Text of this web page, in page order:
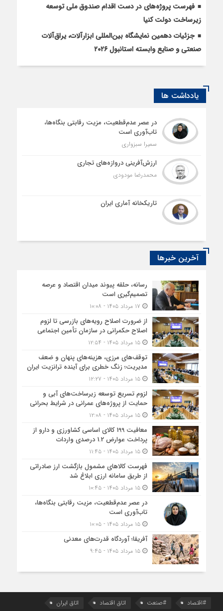
فهرست پروژه‌های در دست اقدام صندوق ملی توسعه
زیرساخت دولت کنیا
جزئیات دهمین نمایشگاه بین‌المللی ابزارآلات، یراق‌آلات
صنعتی و صنایع وابسته استانبول ۲۰۲۶
یادداشت ها
در عصر عدم‌قطعیت، مزیت رقابتی بنگاه‌ها،
تاب‌آوری است
سمیرا سبزواری
ارزش‌آفرینی دروازه‌های تجاری
محمدرضا مودودی
تاریکخانه آماری ایران
آخرین خبرها
رسانه، حلقه پیوند میدان اقتصاد و عرصه
تصمیم‌گیری است
از ضرورت اصلاح رویه‌های بازرسی تا لزوم
اصلاح حکمرانی در سازمان تأمین اجتماعی
۱۵ مرداد ۱۴۰۵ - ۱۲:۵۴
توقف‌های مرزی، هزینه‌های پنهان و ضعف
مدیریت؛ زنگ خطری برای آینده ترانزیت ایران
۱۵ مرداد ۱۴۰۵ - ۱۲:۲۷
لزوم تسریع توسعه زیرساخت‌های آبی و
حمایت از پروژه‌های عمرانی در شرایط بحرانی
۱۵ مرداد ۱۴۰۵ - ۱۲:۰۸
معافیت 199 کالای اساسی کشاورزی و دارو از
پرداخت عوارض 1.2 درصدی واردات
۱۵ مرداد ۱۴۰۵ - ۱۱:۴۵
فهرست کالاهای مشمول بازگشت ارز صادراتی
از طریق سامانه ارزی ابلاغ شد
۱۵ مرداد ۱۴۰۵ - ۱۰:۴۵
در عصر عدم‌قطعیت، مزیت رقابتی بنگاه‌ها،
تاب‌آوری است
۱۵ مرداد ۱۴۰۵ - ۱۰:۰۵
آفریقا؛ آوردگاه قدرت‌های معدنی
۱۵ مرداد ۱۴۰۵ - ۹:۴۵
#اقتصاد #صنعت اتاق اقتصاد اتاق ایران